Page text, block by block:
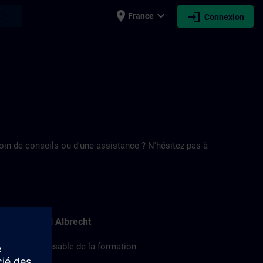
place France expand_more login Connexion
de conseils ou d'une assistance ? N'hésitez pas à
Marcel Albrecht
Responsable de la formation